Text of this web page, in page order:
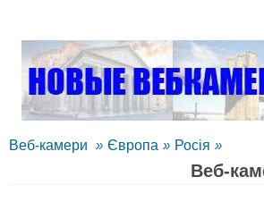
Веб-камери » Європа » Росія »
Веб-